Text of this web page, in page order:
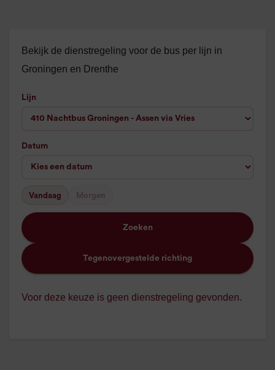
Bekijk de dienstregeling voor de bus per lijn in
Groningen en Drenthe
Lijn
Datum
Vandaag Morgen
Zoeken
Tegenovergestelde richting
Voor deze keuze is geen dienstregeling gevonden.